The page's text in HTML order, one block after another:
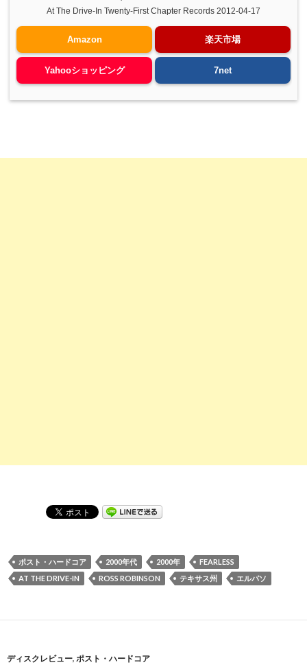
At The Drive-In Twenty-First Chapter Records 2012-04-17
Amazon 楽天市場
Yahooショッピング 7net
ポスト・ハードコア 2000年代 2000年
FEARLESS
AT THE DRIVE-IN
ROSS ROBINSON テキサス州 エルパソ
ディスクレビュー, ポスト・ハードコア